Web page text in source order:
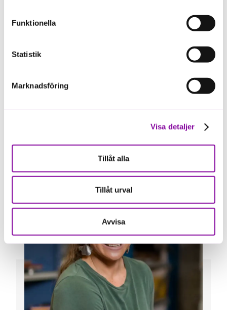
förutom för kakor som är nödvändiga för att hemsidan
ska fungera se mer under inställningar.
Funktionella
Statistik
Marknadsföring
Visa detaljer
Tillåt alla
Tillåt urval
Avvisa
Vi tar fram en tillväxtplan med mål och en konkret
Du får coachning för att omsätta handlingsplanen i